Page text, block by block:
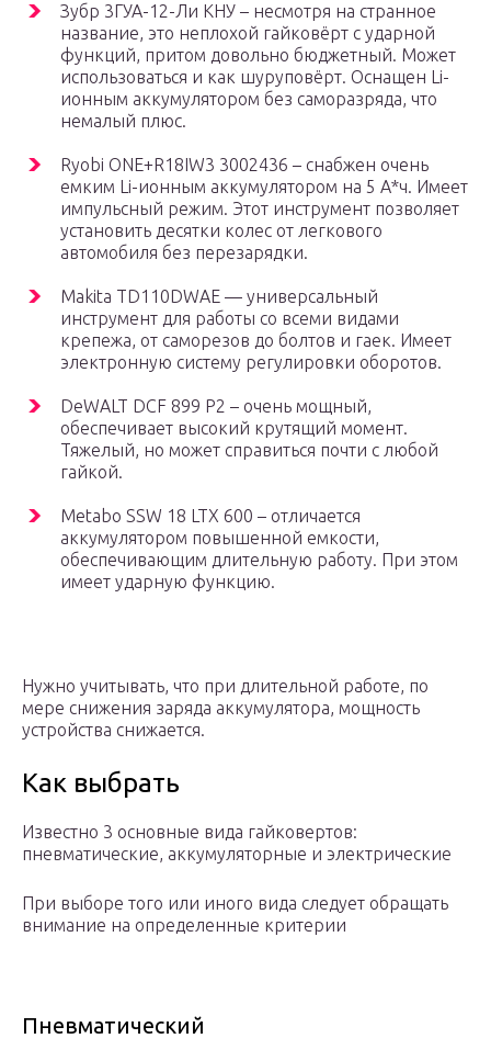
Зубр 3ГУА-12-Ли КНУ – несмотря на странное
название, это неплохой гайковёрт с ударной
функций, притом довольно бюджетный. Может
использоваться и как шуруповёрт. Оснащен Li-
ионным аккумулятором без саморазряда, что
немалый плюс.
Ryobi ONE+R18IW3 3002436 – снабжен очень
емким Li-ионным аккумулятором на 5 А*ч. Имеет
импульсный режим. Этот инструмент позволяет
установить десятки колес от легкового
автомобиля без перезарядки.
Makita TD110DWAE — универсальный
инструмент для работы со всеми видами
крепежа, от саморезов до болтов и гаек. Имеет
электронную систему регулировки оборотов.
DeWALT DCF 899 P2 – очень мощный,
обеспечивает высокий крутящий момент.
Тяжелый, но может справиться почти с любой
гайкой.
Metabo SSW 18 LTX 600 – отличается
аккумулятором повышенной емкости,
обеспечивающим длительную работу. При этом
имеет ударную функцию.
Нужно учитывать, что при длительной работе, по
мере снижения заряда аккумулятора, мощность
устройства снижается.
Как выбрать
Известно 3 основные вида гайковертов:
пневматические, аккумуляторные и электрические
При выборе того или иного вида следует обращать
внимание на определенные критерии
Пневматический